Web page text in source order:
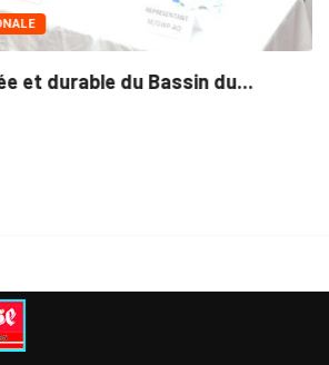
et durable du Bassin du...